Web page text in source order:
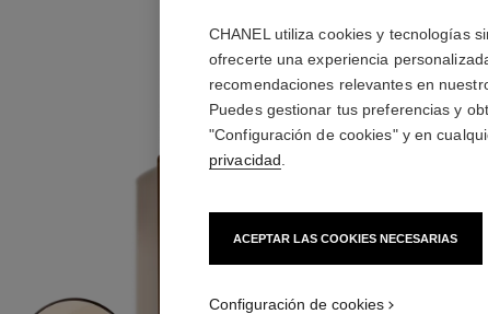
- Vista por defecto
- Vista alternativa 1
- Vista de la textura básica
- product.packShot.APPLICATION_VISUAL_1
- product.packShot.APPLICATION_VISUAL_2
CHANEL utiliza cookies y tecnologías
ofrecerte una experiencia
recomendaciones relevantes en
Puedes gestionar tus preferencias y
"Configuración de cookies" y en
privacidad
ACEPTAR LAS COOKIES NECESARIAS
Configuración de cookies